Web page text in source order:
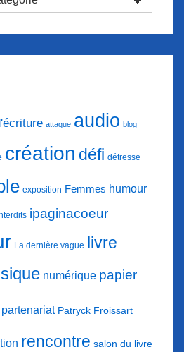
attaque audio blog
création défi détresse
exposition Femmes humour
ipaginacoeur
La dernière vague livre
numérique papier
partenariat Patryck Froissart
rencontre salon du livre